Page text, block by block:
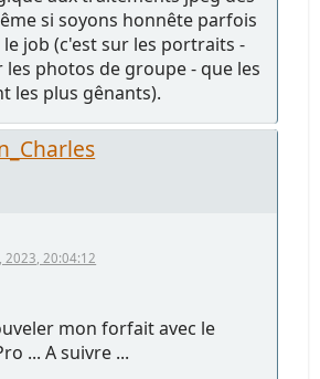
si soyons honnête parfois
job (c'est sur les portraits -
photos de groupe - que les
les plus gênants).
2023, 20:04:12
mon forfait avec le
... A suivre ...